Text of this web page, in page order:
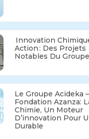
Innovation
Action : Des Projets
Notables Du
Le Groupe Acideka –
Fondation Azanza:
Chimie, Un Moteur
D’innovation Pour
Durable